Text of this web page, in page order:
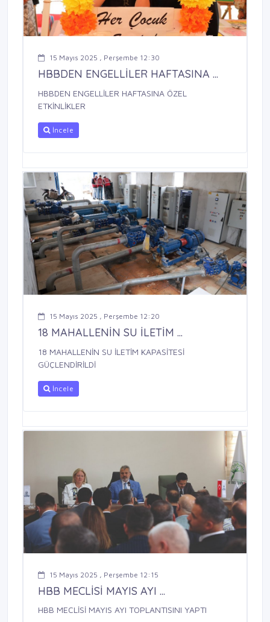
15 Mayıs 2025 , Perşembe 12:30
HBBDEN ENGELLİLER HAFTASINA ...
HBBDEN ENGELLİLER HAFTASINA ÖZEL
ETKİNLİKLER
İncele
15 Mayıs 2025 , Perşembe 12:20
18 MAHALLENİN SU İLETİM ...
18 MAHALLENİN SU İLETİM KAPASİTESİ
GÜÇLENDİRİLDİ
İncele
15 Mayıs 2025 , Perşembe 12:15
HBB MECLİSİ MAYIS AYI ...
HBB MECLİSİ MAYIS AYI TOPLANTISINI YAPTI